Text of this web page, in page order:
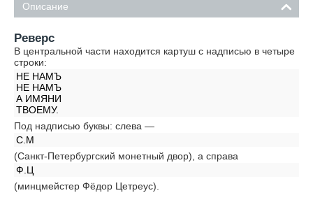
Описание
Реверс
В центральной части находится картуш с надписью в четыре
строки:
НЕ НАМЪ
НЕ НАМЪ
А ИМЯНИ
ТВОЕМУ.
Под надписью буквы: слева —
С.М
(Санкт-Петербургский монетный двор), а справа
Ф.Ц
(минцмейстер Фёдор Цетреус).